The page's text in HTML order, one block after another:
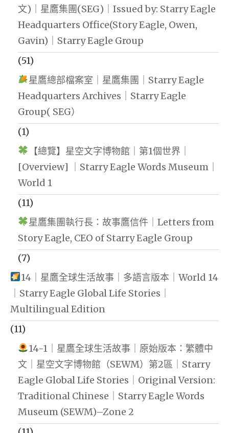
文)｜星鷹集團(SEG)｜Issued by: Starry Eagle
Headquarters Office(Story Eagle, Owen,
Gavin)｜Starry Eagle Group
(51)
星鷹總部檔案室｜星鷹集團｜Starry Eagle
Headquarters Archives｜Starry Eagle
Group( SEG）
(1)
【總覽】星空文字博物館｜第1個世界｜
[Overview] ｜Starry Eagle Words Museum｜
World 1
(11)
星鷹集團執行長：故事鷹信件｜Letters from
Story Eagle, CEO of Starry Eagle Group
(7)
14｜星鷹全球生活故事｜多語言版本｜World 14
｜Starry Eagle Global Life Stories｜
Multilingual Edition
(11)
14-1｜星鷹全球生活故事｜原始版本：繁體中
文｜星空文字博物館（SEWM）第2區｜Starry
Eagle Global Life Stories｜Original Version:
Traditional Chinese｜Starry Eagle Words
Museum (SEWM)–Zone 2